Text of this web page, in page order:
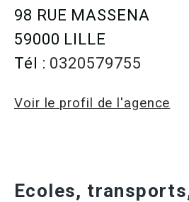
98 RUE MASSENA
59000 LILLE
Tél : 0320579755
Voir le profil de l'agence
Ecoles,